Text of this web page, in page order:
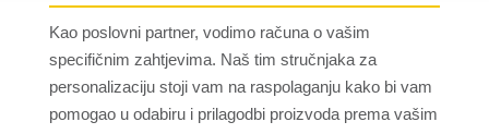
Kao poslovni partner, vodimo računa o vašim
specifičnim zahtjevima. Naš tim stručnjaka za
personalizaciju stoji vam na raspolaganju kako bi vam
pomogao u odabiru i prilagodbi proizvoda prema vašim